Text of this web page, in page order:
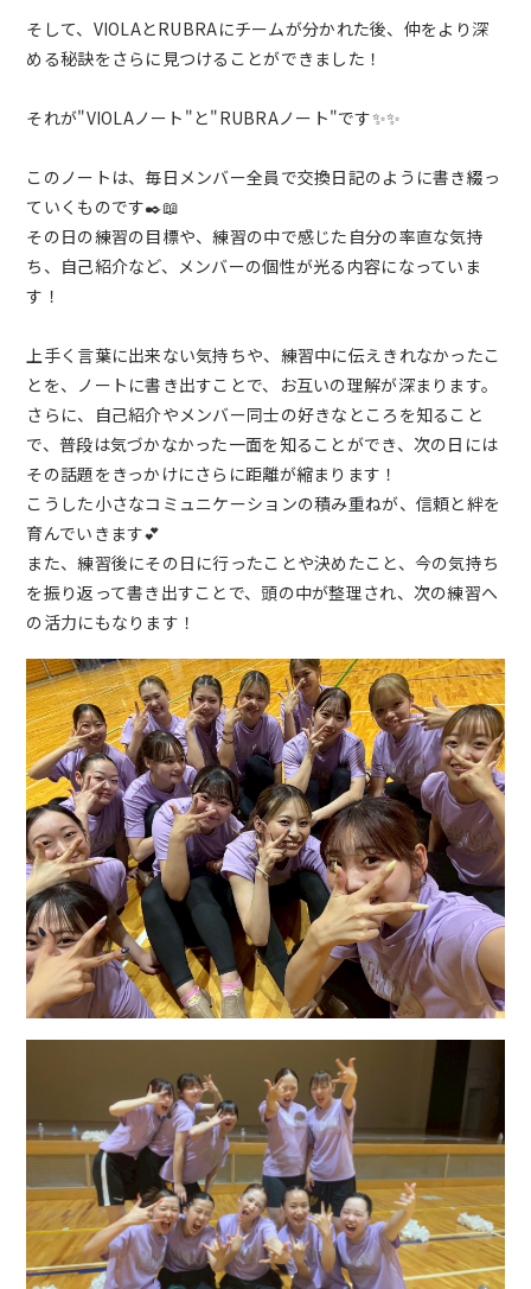
そして、VIOLAとRUBRAにチームが分かれた後、仲をより深
める秘訣をさらに見つけることができました！
それが"VIOLAノート"と"RUBRAノート"です✨✨
このノートは、毎日メンバー全員で交換日記のように書き綴っ
ていくものです✒️📖
その日の練習の目標や、練習の中で感じた自分の率直な気持
ち、自己紹介など、メンバーの個性が光る内容になっていま
す！
上手く言葉に出来ない気持ちや、練習中に伝えきれなかったこ
とを、ノートに書き出すことで、お互いの理解が深まります。
さらに、自己紹介やメンバー同士の好きなところを知ること
で、普段は気づかなかった一面を知ることができ、次の日には
その話題をきっかけにさらに距離が縮まります！
こうした小さなコミュニケーションの積み重ねが、信頼と絆を
育んでいきます💕
また、練習後にその日に行ったことや決めたこと、今の気持ち
を振り返って書き出すことで、頭の中が整理され、次の練習へ
の活力にもなります！